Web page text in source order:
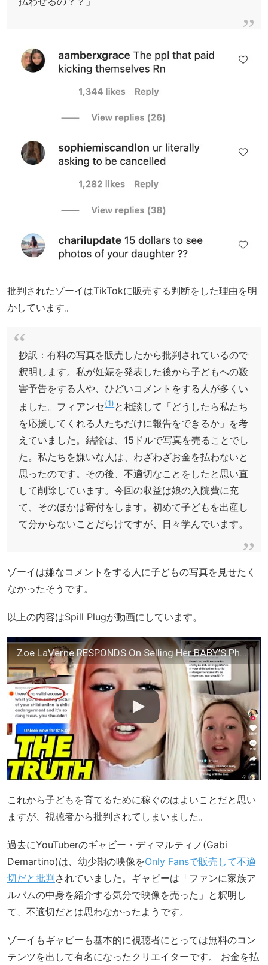
批判されたゾーイはTikTokに販売する判断をした理由を明
かしています。
抄訳：有料の写真を販売したから批判されているので
釈明します。私が妊娠を発表した後から子どもへの殺
害予告をする人や、ひどいコメントをする人が多くい
ました。フィアンセ 1 と相談して「どうしたら私たち
を応援してくれる人たちだけに報告をできるか」を考
えていました。結論は、15ドルで写真を売ることでし
た。私たちを嫌いな人は、わざわざお金を払わないと
思ったのです。その後、不適切なことをしたと思い直
して削除しています。今回の収益は娘の入院費に充
て、そのほかは寄付をします。初めて子どもを出産し
て分からないことだらけですが、日々学んでいます。
ゾーイは嫌なコメントをする人に子どもの写真を見せたく
なかったそうです。
以上の内容はSpill Plugが動画にしています。
Zoe LaVerne RESPONDS On Selling Her BABY’S Photos
これから子どもを育てるために稼ぐのはよいことだと思い
ますが、視聴者から批判されてしまいました。
過去にYouTuberのギャビー・ディマルティノ(Gabi
Demartino)は、幼少期の映像をOnly Fansで販売して不適
切だと批判されていました。ギャビーは「ファンに家族ア
ルバムの中身を紹介する気分で映像を売った」と釈明し
て、不適切だとは思わなかったようです。
ゾーイもギャビーも基本的に視聴者にとっては無料のコン
テンツを出して有名になったクリエイターです。 お金を払